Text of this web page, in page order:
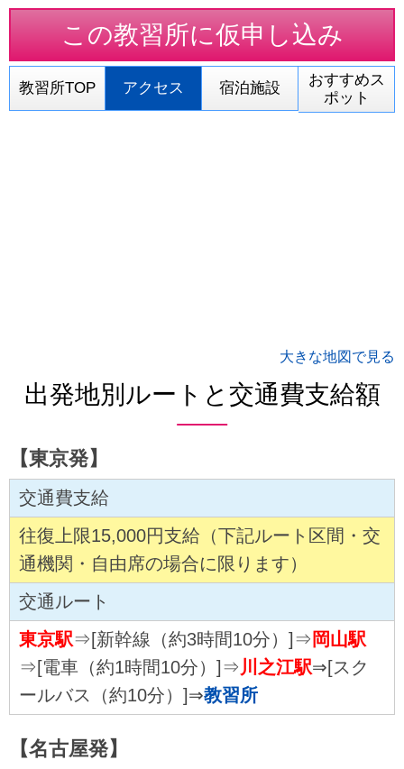
この教習所に仮申し込み
教習所TOP アクセス 宿泊施設
おすすめス
ポット
大きな地図で見る
出発地別ルートと交通費支給額
【東京発】
交通費支給
往復上限15,000円支給（下記ルート区間・交
通機関・自由席の場合に限ります）
交通ルート
東京駅⇒[新幹線（約3時間10分）]⇒ 岡山駅
⇒[電車（約1時間10分）]⇒ 川之江駅⇒[スク
ールバス（約10分）]⇒教習所
【名古屋発】